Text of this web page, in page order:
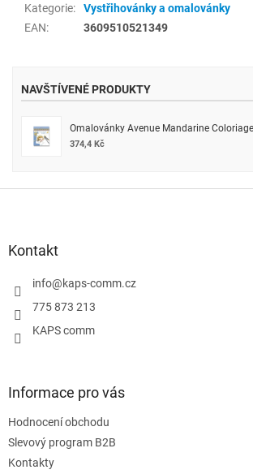
Kategorie:
Vystřihovánky a omalovánky
EAN: 3609510521349
NAVŠTÍVENÉ PRODUKTY
Omalovánky Avenue Mandarine
374,4 Kč
Kontakt
info@kaps-comm.cz
775 873 213
KAPS comm
Informace pro vás
Hodnocení obchodu
Slevový program B2B
Kontakty